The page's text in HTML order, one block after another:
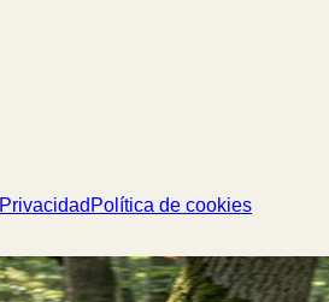
Privacidad Política de cookies